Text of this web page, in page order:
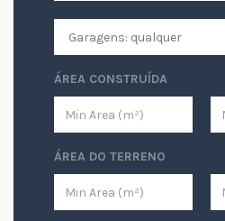
ÁREA CONSTRUÍDA
ÁREA DO TERRENO